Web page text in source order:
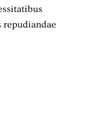
repudiandae